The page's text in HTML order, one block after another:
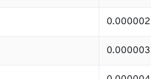
0.000002
0.000003